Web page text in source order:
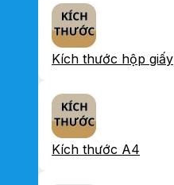
Kích thước hộp giấy
Kích thước A4